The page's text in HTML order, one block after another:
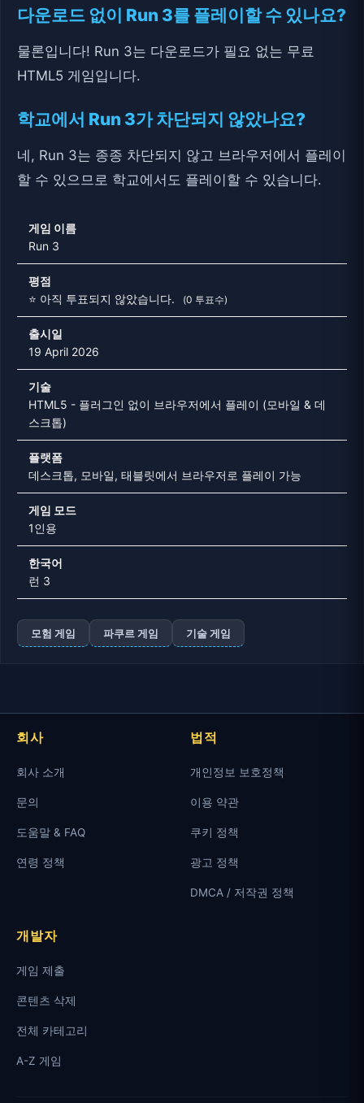
다운로드 없이 Run 3를 플레이할 수 있나요?
물론입니다! Run 3는 다운로드가 필요 없는 무료
HTML5 게임입니다.
학교에서 Run 3가 차단되지 않았나요?
네, Run 3는 종종 차단되지 않고 브라우저에서 플레이
할 수 있으므로 학교에서도 플레이할 수 있습니다.
게임 이름
Run 3
평점
⭐ 아직 투표되지 않았습니다.
(0 투표수)
출시일
19 April 2026
기술
HTML5 - 플러그인 없이 브라우저에서 플레이 (모바일 & 데
스크톱)
플랫폼
데스크톱, 모바일, 태블릿에서 브라우저로 플레이 가능
게임 모드
1인용
한국어
런 3
모험 게임 파쿠르 게임 기술 게임
회사
회사 소개
문의
도움말 & FAQ
연령 정책
법적
개인정보 보호정책
이용 약관
쿠키 정책
광고 정책
DMCA / 저작권 정책
개발자
게임 제출
콘텐츠 삭제
전체 카테고리
A-Z 게임